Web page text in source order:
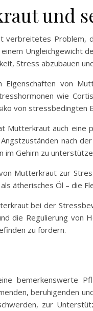
und
verbreitetes Problem,
Ungleichgewicht
Stress abzubauen
Eigenschaften von
wie
von stressbedingten
Mutterkraut auch eine
nach
im Gehirn zu
Mutterkraut zur
ätherisches Öl – die
bei der
die Regulierung von
zu fördern.
bemerkenswerte
beruhigenden
zur